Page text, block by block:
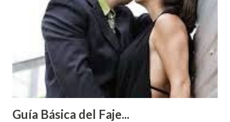
Guía Básica del Faje...